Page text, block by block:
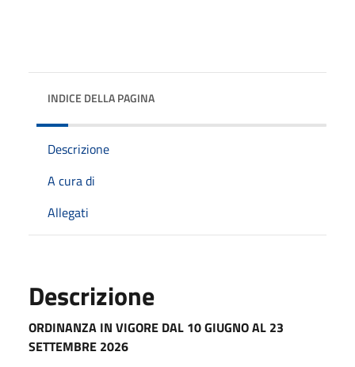
INDICE DELLA PAGINA
Descrizione
A cura di
Allegati
Descrizione
ORDINANZA IN VIGORE DAL 10 GIUGNO AL 23
SETTEMBRE 2026